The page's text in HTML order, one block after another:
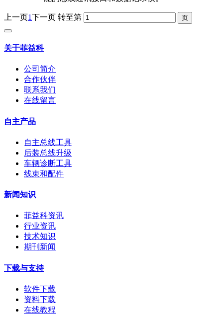
上一页1下一页 转至第
关于菲益科
公司简介
合作伙伴
联系我们
在线留言
自主产品
自主总线工具
后装总线升级
车辆诊断工具
线束和配件
新闻知识
菲益科资讯
行业资讯
技术知识
期刊新闻
下载与支持
软件下载
资料下载
在线教程